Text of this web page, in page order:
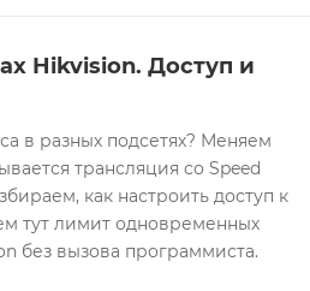
Hikvision. Доступ и
в разных подсетях? Меняем
трансляция со Speed
как настроить доступ к
тут лимит одновременных
без вызова программиста.